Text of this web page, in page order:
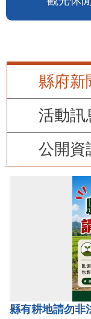
縣府新
活動訊
公開資
縣有耕地請勿非